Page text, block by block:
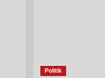
Politik